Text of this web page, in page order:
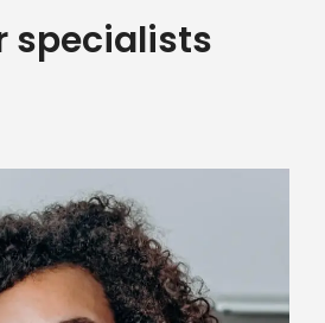
specialists